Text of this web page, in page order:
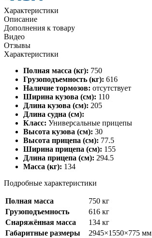
Характеристики
Описание
Дополнения к товару
Видео
Отзывы
Характеристики
Полная масса (кг): 750
Грузоподъемность (кг): 616
Наличие тормозов: отсутствует
Ширина кузова (см): 110
Длина кузова (см): 205
Длина судна (см):
Класс: Универсальные прицепы
Высота кузова (см): 30
Высота прицепа (см): 77.5
Ширина прицепа (см): 155
Длина прицепа (см): 294.5
Масса (кг): 134
Подробные характеристики
Полная масса
750 кг
Грузоподъемность
616 кг
Снаряжённая масса
134 кг
Габаритные размеры
2945×1550×775 мм